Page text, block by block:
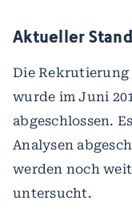
Aktueller Stand
Die Rekrutierung
wurde im Juni
abgeschlossen.
Analysen
werden noch
untersucht.